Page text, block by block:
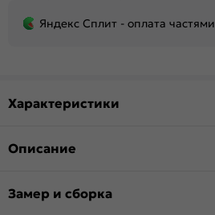
Яндекс Сплит - оплата частями
Характеристики
Описание
Замер и сборка